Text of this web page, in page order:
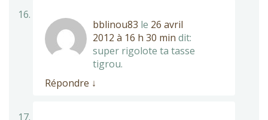
bblinou83 le 26 avril
2012 à 16 h 30 min dit:
super rigolote ta tasse
tigrou.
Répondre ↓